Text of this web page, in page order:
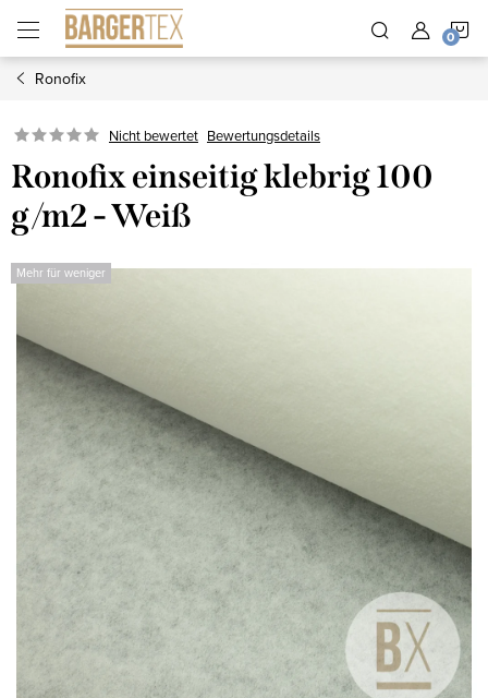
Inhalt
springen
Ronofix
Nicht bewertet Bewertungsdetails
Ronofix einseitig klebrig 100
g/m2 - Weiß
Mehr für weniger